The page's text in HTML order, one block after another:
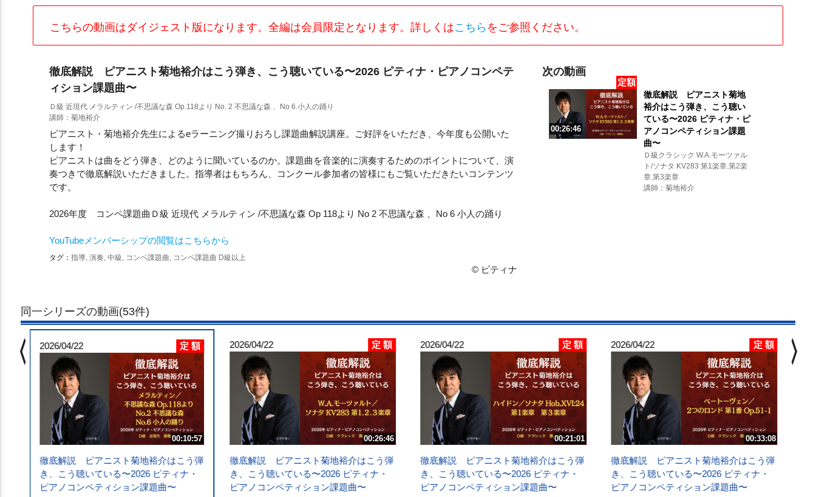
こちらの動画はダイジェスト版になります。全編は会員限定となります。詳しくはこちら をご参照ください。
徹底解説 ピアニスト菊地裕介はこう弾き、こう聴いている〜2026 ピティナ・ピアノコンペテ
ィション課題曲〜
Ｄ級 近現代 メラルティン /不思議な森 Op.118より No. 2 不思議な森 、No 6.小人の踊り
講師：菊地裕介
ピアニスト・菊地裕介先生によるeラーニング撮りおろし課題曲解説講座。ご好評をいただき、今年度も公開いた
します！
ピアニストは曲をどう弾き、どのように聞いているのか。課題曲を音楽的に演奏するためのポイントについて、演
奏つきで徹底解説いただきました。指導者はもちろん、コンクール参加者の皆様にもご覧いただきたいコンテンツ
です。
2026年度 コンペ課題曲Ｄ級 近現代 メラルティン /不思議な森 Op 118より No 2 不思議な森 、No 6 小人の踊り
YouTubeメンバーシップの閲覧はこちらから
タグ： 指導, 演奏, 中級, コンペ課題曲, コンペ課題曲 D級以上
© ピティナ
次の動画
定額
00:26:46
徹底解説 ピアニスト菊地
裕介はこう弾き、こう聴い
ている〜2026 ピティナ・ピ
アノコンペティション課題
曲〜
Ｄ級クラシック W.A.モーツァル
ト/ソナタ KV283 第1楽章.第2楽
章.第3楽章
講師：菊地裕介
同一シリーズの動画(53件)
2026/04/22 定 額
00:10:57
徹底解説 ピアニスト菊地裕介はこう弾
き、こう聴いている〜2026 ピティナ・
ピアノコンペティション課題曲〜
2026/04/22 定 額
00:26:46
徹底解説 ピアニスト菊地裕介はこう弾
き、こう聴いている〜2026 ピティナ・
ピアノコンペティション課題曲〜
2026/04/22 定 額
00:21:01
徹底解説 ピアニスト菊地裕介はこう弾
き、こう聴いている〜2026 ピティナ・
ピアノコンペティション課題曲〜
2026/04/22 定 額
00:33:08
徹底解説 ピアニスト菊地裕介はこう弾
き、こう聴いている〜2026 ピティナ・
ピアノコンペティション課題曲〜
chevron_left chevron_right